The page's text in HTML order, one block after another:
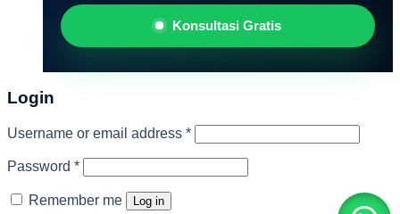
Konsultasi Gratis
Login
Username or email address *Required
Password *Required
Remember me Log in